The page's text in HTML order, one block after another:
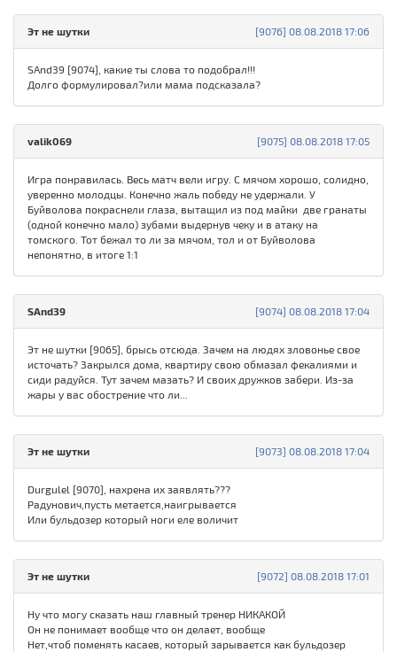
[9076] 08.08.2018 17:06
Эт не шутки
SAnd39 [9074], какие ты слова то подобрал!!!
Долго формулировал?или мама подсказала?
[9075] 08.08.2018 17:05
valik069
Игра понравилась. Весь матч вели игру. С мячом хорошо, солидно,
уверенно молодцы. Конечно жаль победу не удержали. У
Буйволова покраснели глаза, вытащил из под майки две гранаты
(одной конечно мало) зубами выдернув чеку и в атаку на
томского. Тот бежал то ли за мячом, тол и от Буйволова
непонятно, в итоге 1:1
[9074] 08.08.2018 17:04
SAnd39
Эт не шутки [9065], брысь отсюда. Зачем на людях зловонье свое
источать? Закрылся дома, квартиру свою обмазал фекалиями и
сиди радуйся. Тут зачем мазать? И своих дружков забери. Из-за
жары у вас обострение что ли...
[9073] 08.08.2018 17:04
Эт не шутки
Durgulel [9070], нахрена их заявлять???
Радунович,пусть метается,наигрывается
Или бульдозер который ноги еле воличит
[9072] 08.08.2018 17:01
Эт не шутки
Ну что могу сказать наш главный тренер НИКАКОЙ
Он не понимает вообще что он делает, вообще
Нет,чтоб поменять касаев, который зарывается как бульдозер